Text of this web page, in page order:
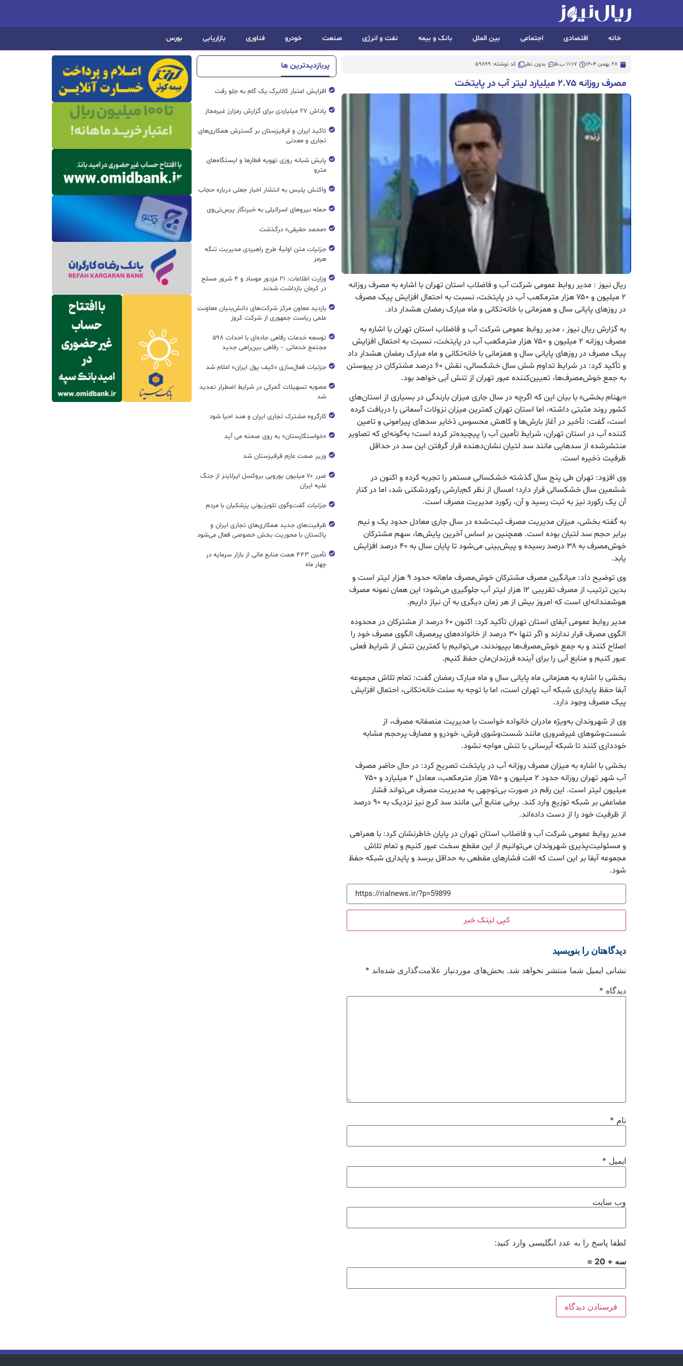
خانه اقتصادی اجتماعی بین الملل بانک و بیمه نفت و انرژی صنعت خودرو فناوری بازاریابی بورس
28 بهمن 1404 11:17 ب.ظ بدون نظر کد نوشته: 59899
مصرف روزانه ۲.۷۵ میلیارد لیتر آب در پایتخت
ریال نیوز : مدیر روابط عمومی شرکت آب و فاضلاب استان تهران با اشاره به مصرف روزانه
۲ میلیون و ۷۵۰ هزار مترمکعب آب در پایتخت، نسبت به احتمال افزایش پیک مصرف
در روزهای پایانی سال و همزمانی با خانه‌تکانی و ماه مبارک رمضان هشدار داد.
به گزارش ریال نیوز ، مدیر روابط عمومی شرکت آب و فاضلاب استان تهران با اشاره به
مصرف روزانه ۲ میلیون و ۷۵۰ هزار مترمکعب آب در پایتخت، نسبت به احتمال افزایش
پیک مصرف در روزهای پایانی سال و همزمانی با خانه‌تکانی و ماه مبارک رمضان هشدار داد
و تأکید کرد: در شرایط تداوم شش سال خشکسالی، نقش ۶۰ درصد مشترکان در پیوستن
به جمع خوش‌مصرف‌ها، تعیین‌کننده عبور تهران از تنش آبی خواهد بود.
«بهنام بخشی» با بیان این که اگرچه در سال جاری میزان بارندگی در بسیاری از استان‌های
کشور روند مثبتی داشته، اما استان تهران کمترین میزان نزولات آسمانی را دریافت کرده
است، گفت: تأخیر در آغاز بارش‌ها و کاهش محسوس ذخایر سدهای پیرامونی و تامین
کننده آب در استان تهران، شرایط تأمین آب را پیچیده‌تر کرده است؛ به‌گونه‌ای که تصاویر
منتشرشده از سدهایی مانند سد لتیان نشان‌دهنده قرار گرفتن این سد در حداقل
ظرفیت ذخیره است.
وی افزود: تهران طی پنج سال گذشته خشکسالی مستمر را تجربه کرده و اکنون در
ششمین سال خشکسالی قرار دارد؛ امسال از نظر کم‌بارشی رکوردشکنی شد، اما در کنار
آن یک رکورد نیز به ثبت رسید و آن، رکورد مدیریت مصرف است.
به گفته بخشی، میزان مدیریت مصرف ثبت‌شده در سال جاری معادل حدود یک و نیم
برابر حجم سد لتیان بوده است. همچنین بر اساس آخرین پایش‌ها، سهم مشترکان
خوش‌مصرف به ۳۸ درصد رسیده و پیش‌بینی می‌شود تا پایان سال به ۴۰ درصد افزایش
یابد.
وی توضیح داد: میانگین مصرف مشترکان خوش‌مصرف ماهانه حدود ۹ هزار لیتر است و
بدین ترتیب از مصرف تقریبی ۱۲ هزار لیتر آب جلوگیری می‌شود؛ این همان نمونه مصرف
هوشمندانه‌ای است که امروز بیش از هر زمان دیگری به آن نیاز داریم.
مدیر روابط عمومی آبفای استان تهران تأکید کرد: اکنون ۶۰ درصد از مشترکان در محدوده
الگوی مصرف قرار ندارند و اگر تنها ۳۰ درصد از خانواده‌های پرمصرف الگوی مصرف خود را
اصلاح کنند و به جمع خوش‌مصرف‌ها بپیوندند، می‌توانیم با کمترین تنش از شرایط فعلی
عبور کنیم و منابع آبی را برای آینده فرزندان‌مان حفظ کنیم.
بخشی با اشاره به همزمانی ماه پایانی سال و ماه مبارک رمضان گفت: تمام تلاش مجموعه
آبفا حفظ پایداری شبکه آب تهران است، اما با توجه به سنت خانه‌تکانی، احتمال افزایش
پیک مصرف وجود دارد.
وی از شهروندان به‌ویژه مادران خانواده خواست با مدیریت منصفانه مصرف، از
شست‌وشوهای غیرضروری مانند شست‌وشوی فرش، خودرو و مصارف پرحجم مشابه
خودداری کنند تا شبکه آبرسانی با تنش مواجه نشود.
بخشی با اشاره به میزان مصرف روزانه آب در پایتخت تصریح کرد: در حال حاضر مصرف
آب شهر تهران روزانه حدود ۲ میلیون و ۷۵۰ هزار مترمکعب، معادل ۲ میلیارد و ۷۵۰
میلیون لیتر است. این رقم در صورت بی‌توجهی به مدیریت مصرف می‌تواند فشار
مضاعفی بر شبکه توزیع وارد کند. برخی منابع آبی مانند سد کرج نیز نزدیک به ۹۰ درصد
از ظرفیت خود را از دست داده‌اند.
مدیر روابط عمومی شرکت آب و فاضلاب استان تهران در پایان خاطرنشان کرد: با همراهی
و مسئولیت‌پذیری شهروندان می‌توانیم از این مقطع سخت عبور کنیم و تمام تلاش
مجموعه آبفا بر این است که افت فشارهای مقطعی به حداقل برسد و پایداری شبکه حفظ
شود.
کپی لینک خبر
دیدگاهتان را بنویسید
نشانی ایمیل شما منتشر نخواهد شد. بخش‌های موردنیاز علامت‌گذاری شده‌اند *
دیدگاه *
نام *
ایمیل *
وب‌ سایت
لطفا پاسخ را به عدد انگلیسی وارد کنید:
سه + 20 =
پربازدیدترین ها
افزایش اعتبار کالابرگ یک گام به جلو رفت
پاداش ۲۷ میلیاردی برای گزارش رمزارز غیرمجاز
تاکید ایران و قرقیزستان بر گسترش همکاری‌های
تجاری و معدنی
پایش شبانه روزی تهویه قطار‌ها و ایستگاه‌های
مترو
واکنش پلیس به انتشار اخبار جعلی درباره حجاب
حمله نیروهای اسرائیلی به خبرنگار پرس‌تی‌وی
«محمد حقیقی» درگذشت
جزئیات متن اولیۀ طرح راهبردی مدیریت تنگه
هرمز
وزارت اطلاعات: ۲۱ مزدور موساد و ۴ شرور مسلح
در کرمان بازداشت شدند
بازدید معاون مرکز شرکت‌های دانش‌بنیان معاونت
علمی ریاست جمهوری از شرکت کروز
توسعه خدمات رفاهی جاده‌ای با احداث ۵۹۸
مجتمع خدماتی – رفاهی بین‌راهی جدید
جزئیات فعال‌سازی «کیف پول ایران» اعلام شد
مصوبه تسهیلات گمرکی در شرایط اضطرار تمدید
شد
کارگروه مشترک تجاری ایران و هند احیا شود
«خواستگارستان» به روی صحنه می آید
وزیر صمت عازم قرقیزستان شد
ضرر ۷۰ میلیون یورویی بروکسل ایرلاینز از جنگ
علیه ایران
جزئیات گفت‌وگوی تلویزیونی پزشکیان با مردم
ظرفیت‌های جدید همکاری‌های تجاری ایران و
پاکستان با محوریت بخش خصوصی فعال می‌شود
تأمین ۴۴۳ همت منابع مالی از بازار سرمایه در
چهار ماه